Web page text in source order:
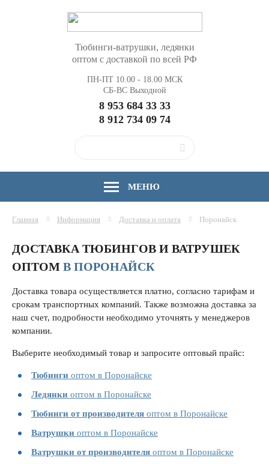
Тюбинги-ватрушки, ледянки
оптом с доставкой по всей РФ
ПН-ПТ 10.00 - 18.00 МСК
СБ-ВС Выходной
8 953 684 33 33
8 912 734 09 74
МЕНЮ
Главная Информация Доставка и оплата Поронайск
ДОСТАВКА ТЮБИНГОВ И ВАТРУШЕК
ОПТОМ В ПОРОНАЙСК
Доставка товара осуществляется платно, согласно тарифам и
срокам транспортных компаний. Также возможна доставка за
наш счет, подробности необходимо уточнять у менеджеров
компании.
Выберите необходимый товар и запросите оптовый прайс:
Тюбинги оптом в Поронайске
Ледянки оптом в Поронайске
Тюбинги от производителя оптом в Поронайске
Ватрушки оптом в Поронайске
Ватрушки от производителя оптом в Поронайске